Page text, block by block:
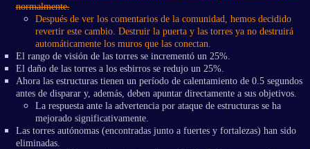
normalmente.
Después de ver los comentarios de la comunidad, hemos decidido
revertir este cambio. Destruir la puerta y las torres ya no destruirá
automáticamente los muros que las conectan.
El rango de visión de las torres se incrementó un 25%.
El daño de las torres a los esbirros se redujo un 25%.
Ahora las estructuras tienen un período de calentamiento de 0.5 segundos
antes de disparar y, además, deben apuntar directamente a sus objetivos.
La respuesta ante la advertencia por ataque de estructuras se ha
mejorado significativamente.
Las torres autónomas (encontradas junto a fuertes y fortalezas) han sido
eliminadas.